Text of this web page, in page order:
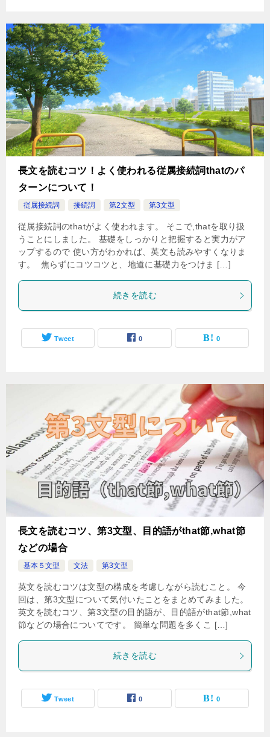
長文を読むコツ！よく使われる従属接続詞thatのパ
ターンについて！
従属接続詞 接続詞 第2文型 第3文型
従属接続詞のthatがよく使われます。 そこで,thatを取り扱
うことにしました。 基礎をしっかりと把握すると実力がア
ップするので 使い方がわかれば、英文も読みやすくなりま
す。 焦らずにコツコツと、地道に基礎力をつけま […]
続きを読む
Tweet 0 0
長文を読むコツ、第3文型、目的語がthat節,what節
などの場合
基本５文型 文法 第3文型
英文を読むコツは文型の構成を考慮しながら読むこと。 今
回は、第3文型について気付いたことをまとめてみました。
英文を読むコツ、第3文型の目的語が、目的語がthat節,what
節などの場合についてです。 簡単な問題を多くこ […]
続きを読む
Tweet 0 0